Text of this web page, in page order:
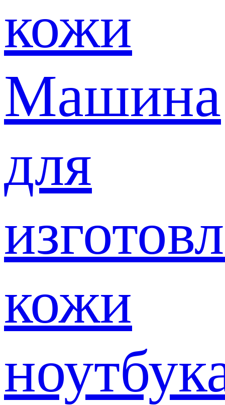
кожи
Машина
для
кожи